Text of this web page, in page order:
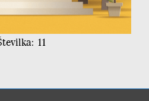
11